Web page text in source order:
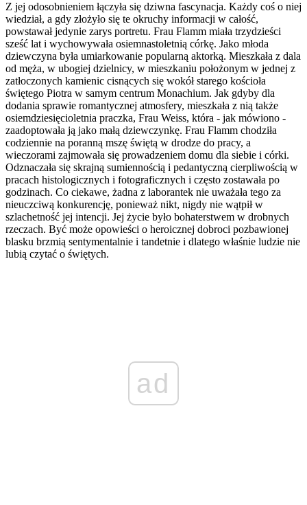
Z jej odosobnieniem łączyła się dziwna fascynacja. Każdy coś o niej
wiedział, a gdy złożyło się te okruchy informacji w całość,
powstawał jedynie zarys portretu. Frau Flamm miała trzydzieści
sześć lat i wychowywała osiemnastoletnią córkę. Jako młoda
dziewczyna była umiarkowanie popularną aktorką. Mieszkała z dala
od męża, w ubogiej dzielnicy, w mieszkaniu położonym w jednej z
zatłoczonych kamienic cisnących się wokół starego kościoła
świętego Piotra w samym centrum Monachium. Jak gdyby dla
dodania sprawie romantycznej atmosfery, mieszkała z nią także
osiemdziesięcioletnia praczka, Frau Weiss, która - jak mówiono -
zaadoptowała ją jako małą dziewczynkę. Frau Flamm chodziła
codziennie na poranną mszę świętą w drodze do pracy, a
wieczorami zajmowała się prowadzeniem domu dla siebie i córki.
Odznaczała się skrajną sumiennością i pedantyczną cierpliwością w
pracach histologicznych i fotograficznych i często zostawała po
godzinach. Co ciekawe, żadna z laborantek nie uważała tego za
nieuczciwą konkurencję, ponieważ nikt, nigdy nie wątpił w
szlachetność jej intencji. Jej życie było bohaterstwem w drobnych
rzeczach. Być może opowieści o heroicznej dobroci pozbawionej
blasku brzmią sentymentalnie i tandetnie i dlatego właśnie ludzie nie
lubią czytać o świętych.
ad